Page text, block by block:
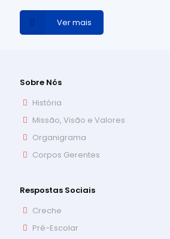
Ver mais
Sobre Nós
História
Missão, Visão e Valores
Organigrama
Corpos Gerentes
Respostas Sociais
Creche
Pré-Escolar